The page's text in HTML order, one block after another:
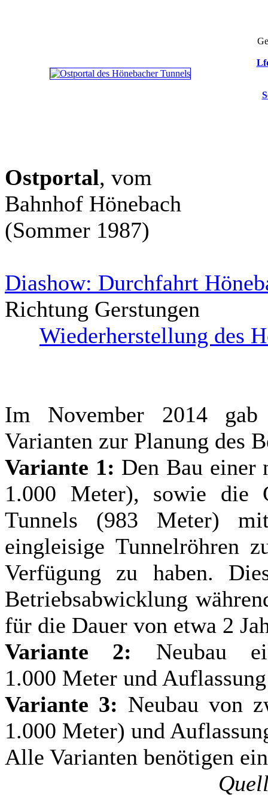
Ostportal, vom
Bahnhof Hönebach
(Sommer 1987)
Diashow: Durchfahrt
Richtung Gerstungen
Wiederherstellung des
Im November 2014
Varianten zur Planung des
Variante 1: Den Bau einer
1.000 Meter), sowie die
Tunnels (983 Meter)
eingleisige Tunnelröhren
Verfügung zu haben.
Betriebsabwicklung
für die Dauer von etwa 2
Variante 2: Neubau
1.000 Meter und
Variante 3: Neubau von
1.000 Meter) und
Alle Varianten benötigen